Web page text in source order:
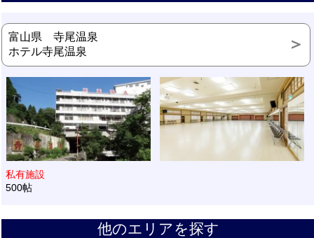
富山県 寺尾温泉
ホテル寺尾温泉
私有施設
500帖
他のエリアを探す